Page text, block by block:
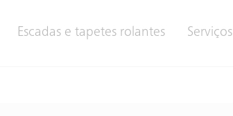
Escadas e tapetes rolantes Serviços